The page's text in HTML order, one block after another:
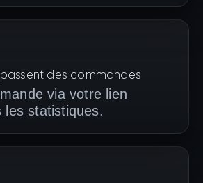
des commandes
via votre lien
les statistiques.